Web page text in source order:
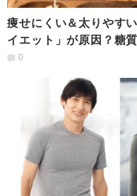
痩せにくい＆太りやす
イエット」が原因？糖
たい２つのポイント
0